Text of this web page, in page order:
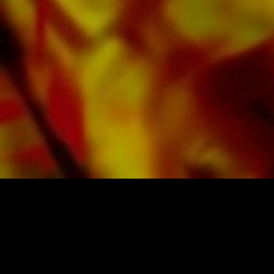
Brighouse & Rastrick Band oder der
Oberaargauer Brass Band eingespielt.
Sämtliche Tonträger sind auch digital auf den
gängigen Portalen von Apple, Amazon,
weltweit erhältlich.
Alle Noten von Obrasso werden auf
hochwertigem Papier produziert. Das leicht
gelbliche Notenpapier bietet einen guten
Kontrast und schont die Augen bei schwierigen
Lichtverhältnissen. Die Lieferung für